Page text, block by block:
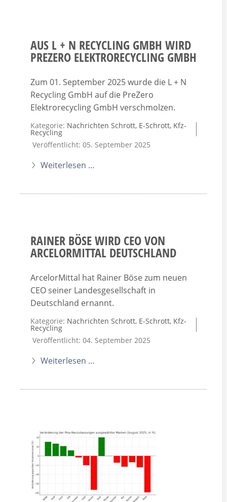
AUS L + N RECYCLING GMBH WIRD
PREZERO ELEKTRORECYCLING GMBH
Zum 01. September 2025 wurde die L + N
Recycling GmbH auf die PreZero
Elektrorecycling GmbH verschmolzen.
Kategorie: Nachrichten Schrott, E-Schrott, Kfz-
Recycling
Veröffentlicht: 05. September 2025
Weiterlesen …
RAINER BÖSE WIRD CEO VON
ARCELORMITTAL DEUTSCHLAND
ArcelorMittal hat Rainer Böse zum neuen
CEO seiner Landesgesellschaft in
Deutschland ernannt.
Kategorie: Nachrichten Schrott, E-Schrott, Kfz-
Recycling
Veröffentlicht: 04. September 2025
Weiterlesen …